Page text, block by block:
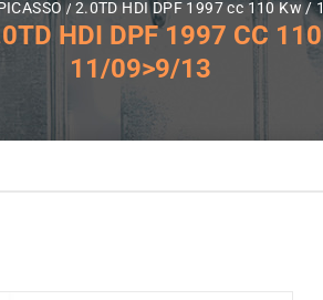
2.0TD HDI DPF 1997 cc 110 Kw /
HDI DPF 1997 CC
11/09>9/13